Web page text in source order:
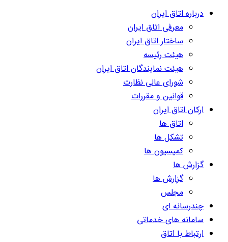
درباره اتاق ایران
معرفی اتاق ایران
ساختار اتاق ایران
هیئت رئیسه
هیئت نمایندگان اتاق ایران
شورای عالی نظارت
قوانین و مقررات
ارکان اتاق ایران
اتاق ها
تشکل ها
کمیسیون ها
گزارش ها
گزارش ها
مجلس
چندرسانه ای
سامانه های خدماتی
ارتباط با اتاق